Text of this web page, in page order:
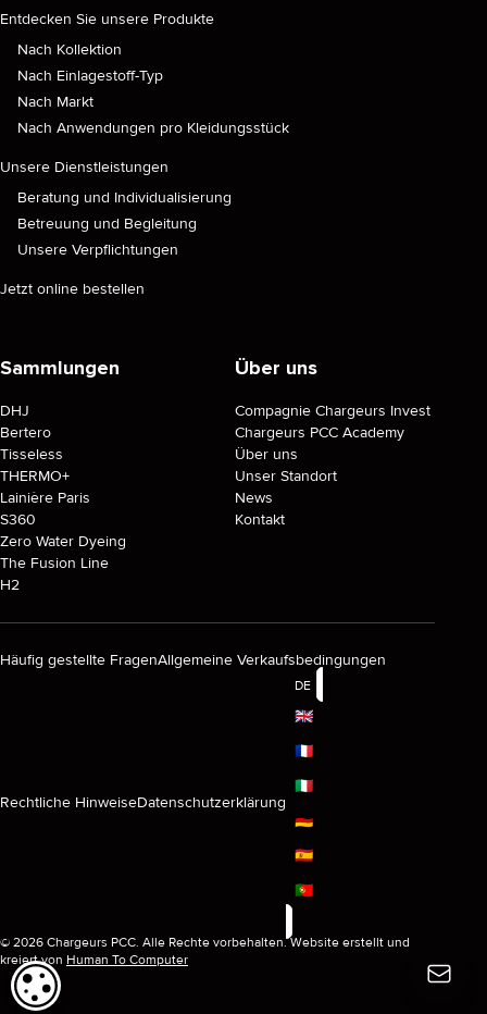
Entdecken Sie unsere Produkte
Nach Kollektion
Nach Einlagestoff-Typ
Nach Markt
Nach Anwendungen pro Kleidungsstück
Unsere Dienstleistungen
Beratung und Individualisierung
Betreuung und Begleitung
Unsere Verpflichtungen
Jetzt online bestellen
Sammlungen
DHJ
Bertero
Tisseless
THERMO+
Lainière Paris
S360
Zero Water Dyeing
The Fusion Line
H2
Über uns
Compagnie Chargeurs Invest
Chargeurs PCC Academy
Über uns
Unser Standort
News
Kontakt
© 2026 Chargeurs PCC. Alle Rechte vorbehalten. Website erstellt und
kreiert von Human To Computer
Häufig gestellte FragenAllgemeine Verkaufsbedingungen
Rechtliche HinweiseDatenschutzerklärung
DE
🇬🇧
🇫🇷
🇮🇹
🇩🇪
🇪🇸
🇵🇹
COOKIE-EINSTELLUNGEN